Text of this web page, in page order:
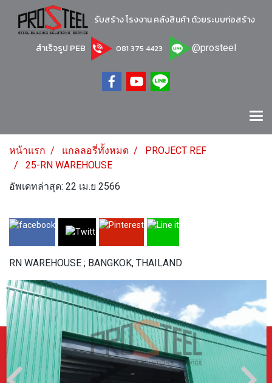
รับสร้าง โรงงาน คลังสินค้า ด้วยระบบก่อสร้าง
สำเร็จรูป PEB 081 375 4423 @prosteel
หน้าแรก แกลลอรี่ทั้งหมด
PROJECT REF
25-RN WAREHOUSE
อัพเดทล่าสุด: 22 เม.ย 2566
RN WAREHOUSE ; BANGKOK, THAILAND